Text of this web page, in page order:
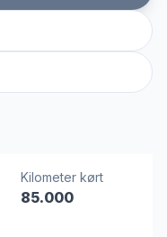
Kilometer kørt
85.000